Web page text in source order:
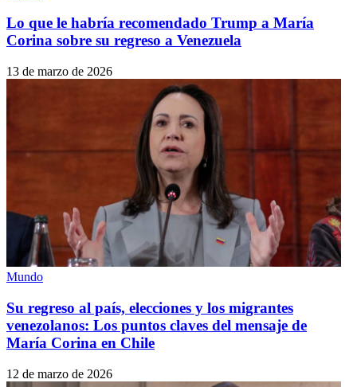
Lo que le habría recomendado Trump a María
Corina sobre su regreso a Venezuela
13 de marzo de 2026
Mundo
Su regreso al país, elecciones y los migrantes
venezolanos: Los puntos claves del mensaje de
María Corina en Chile
12 de marzo de 2026